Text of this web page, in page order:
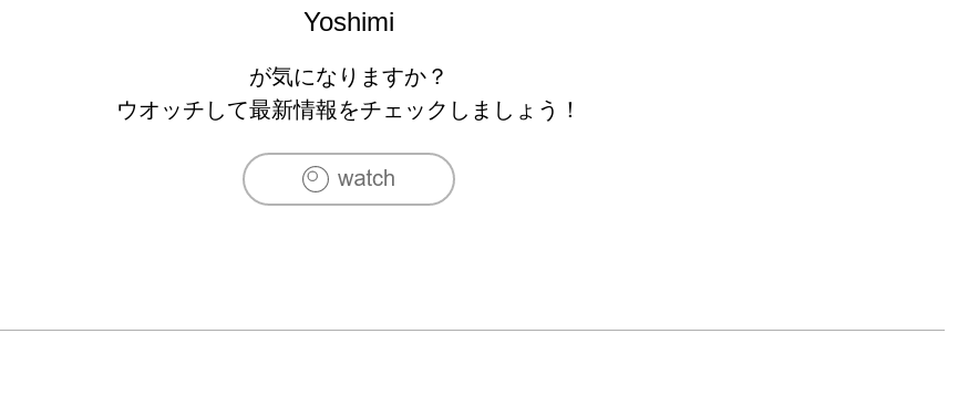
Yoshimi
が気になりますか？
ウオッチして最新情報をチェックしましょう！